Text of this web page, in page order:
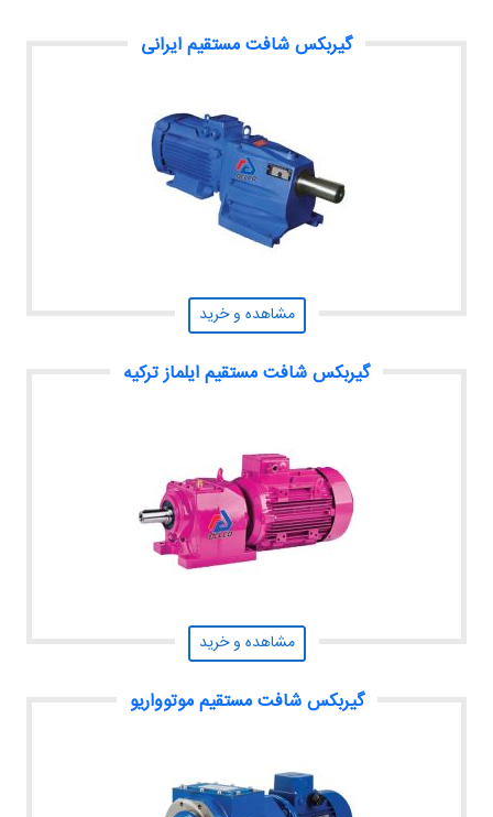
گیربکس شافت مستقیم ایرانی
مشاهده و خرید
گیربکس شافت مستقیم ایلماز ترکیه
مشاهده و خرید
گیربکس شافت مستقیم موتوواریو